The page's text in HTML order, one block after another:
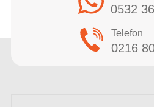
0532
Telefon
0216